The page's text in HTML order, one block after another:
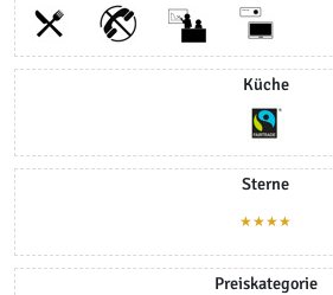
Küche
Sterne
★★★★
Preiskategorie